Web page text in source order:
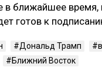
в ближайшее время,
готов к
Дональд Трамп
Ближний Восток